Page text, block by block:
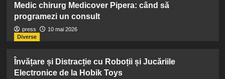
Medic chirurg Medicover Pipera: când să
programezi un consult
press
10 mai 2026
Diverse
Învățare și Distracție cu Roboții și Jucăriile
Electronice de la Hobik Toys